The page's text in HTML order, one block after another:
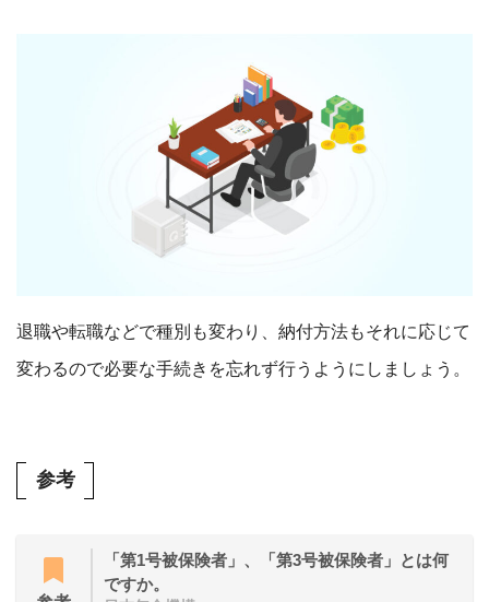
退職や転職などで種別も変わり、納付方法もそれに応じて
変わるので必要な手続きを忘れず行うようにしましょう。
参考
「第1号被保険者」、「第3号被保険者」とは何
ですか。